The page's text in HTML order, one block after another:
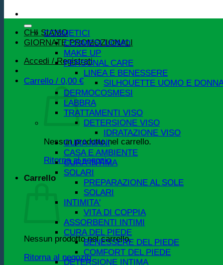
CHI SIAMO
GIORNATE PROMOZIONALI
Accedi / Registrati
Carrello / 0,00 €
Nessun prodotto nel carrello.
Ritorna al negozio
Carrello
Nessun prodotto nel carrello.
Ritorna al negozio
COSMETICI
COSMESI UOMO
MAKE UP
PERSONAL CARE
LINEA E BENESSERE
SILHOUETTE UOMO E
DERMOCOSMESI
LABBRA
TRATTAMENTI VISO
DETERSIONE VISO
IDRATAZIONE VISO
CURA MANI
CASA E AMBIENTE
CURA INTIMA
SOLARI
PREPARAZIONE AL SOLE
SOLARI
INTIMITA'
VITA DI COPPIA
ASSORBENTI INTIMI
CURA DEL PIEDE
BENESSERE DEL PIEDE
COMFORT DEL PIEDE
DETERSIONE INTIMA